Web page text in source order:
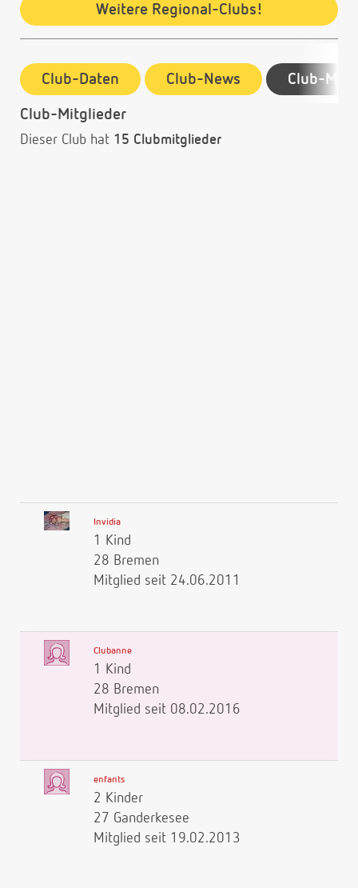
Weitere Regional-Clubs!
Club-Daten Club-News Club-
Club-Mitglieder
Dieser Club hat 15 Clubmitglieder
Invidia
1 Kind
28 Bremen
Mitglied seit 24.06.2011
Clubanne
1 Kind
28 Bremen
Mitglied seit 08.02.2016
enfants
2 Kinder
27 Ganderkesee
Mitglied seit 19.02.2013